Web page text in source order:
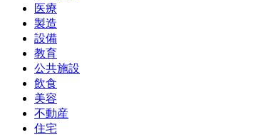
医療
製造
設備
教育
公共施設
飲食
美容
不動産
住宅